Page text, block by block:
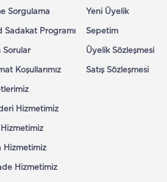
Sorgulama
Sadakat Programı
Sorular
Koşullarımız
Hizmetimiz
Hizmetimiz
Hizmetimiz
Hizmetimiz
Yeni Üyelik
Sepetim
Üyelik Sözleşmesi
Satış Sözleşmesi